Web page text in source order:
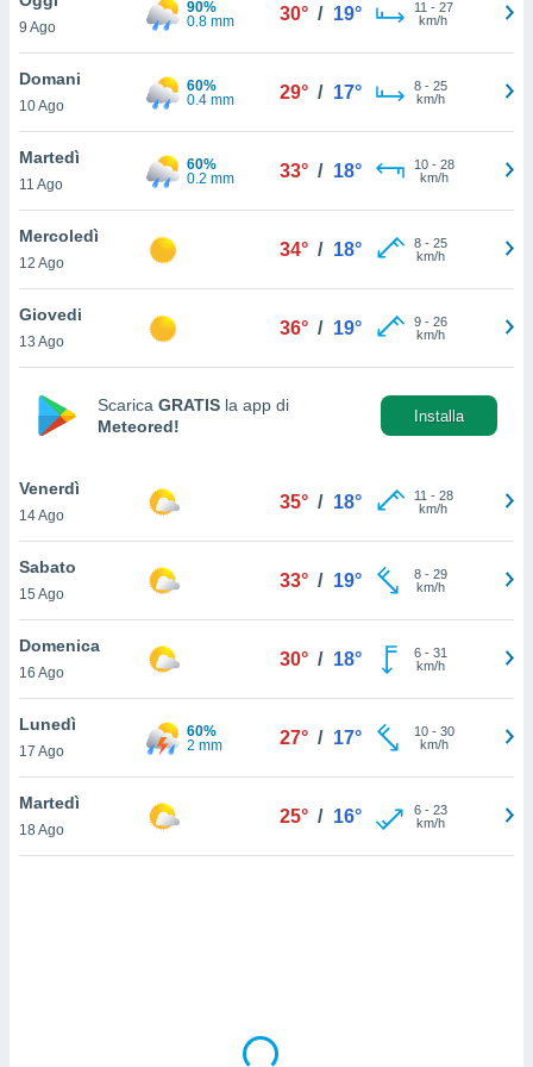
è
al sito
di
ci
di
il
un
la
nella
cookie
il tuo
in
a piè
del
9 Ago
90%
0.8 mm
30° / 19° 11 - 27
km/h
Domani
10 Ago
60%
0.4 mm
29° / 17° 8- 25
km/h
Martedì
11 Ago
60%
0.2 mm
33° / 18° 10- 28
km/h
Mercoledì
12 Ago
34° / 18° 8- 25
km/h
Giovedi
13 Ago
36° / 19° 9- 26
km/h
Scarica GRATIS la app di
Meteored!
Installa
Venerdì
14 Ago
35° / 18° 11 - 28
km/h
Sabato
15 Ago
33° / 19° 8- 29
km/h
Domenica
16 Ago
30° / 18° 6- 31
km/h
Lunedì
17 Ago
60%
2 mm
27° / 17° 10- 30
km/h
Martedì
18 Ago
25° / 16° 6- 23
km/h